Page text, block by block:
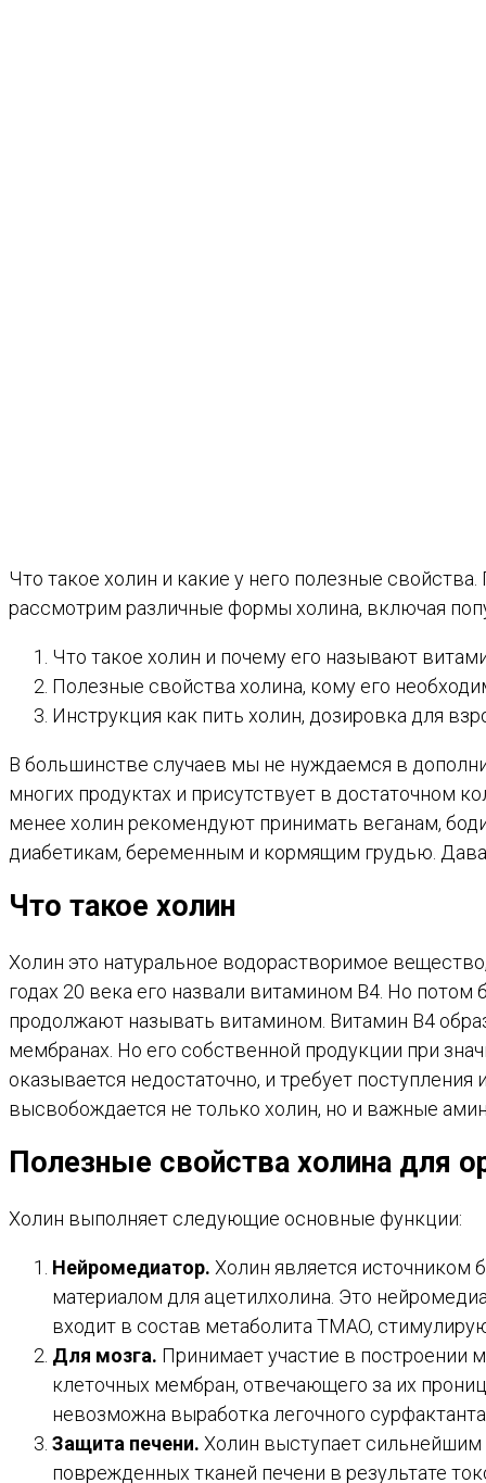
Что такое холин и какие у него полезные
рассмотрим различные формы холина, включая
Что такое холин и почему его называют
Полезные свойства холина, кому его
Инструкция как пить холин, дозировка для
В большинстве случаев мы не нуждаемся в
многих продуктах и присутствует в достаточном
менее холин рекомендуют принимать веганам,
диабетикам, беременным и кормящим грудью.
Что такое холин
Холин это натуральное водорастворимое
годах 20 века его назвали витамином В4. Но
продолжают называть витамином. Витамин В4
мембранах. Но его собственной продукции при
оказывается недостаточно, и требует
высвобождается не только холин, но и важные
Полезные свойства холина для
Холин выполняет следующие основные функции:
Нейромедиатор. Холин является источником
материалом для ацетилхолина. Это
входит в состав метаболита TMAO,
Для мозга. Принимает участие в построении
клеточных мембран, отвечающего за их
невозможна выработка легочного
Защита печени. Холин выступает сильнейшим
поврежденных тканей печени в результате